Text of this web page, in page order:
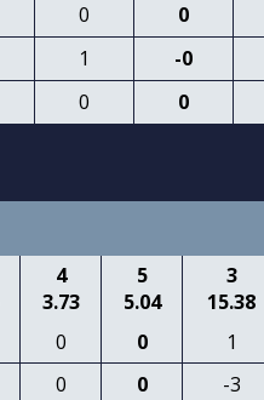
0
0
1
-0
0 0
4
3.73
5
5.04
3
15.38
0 0
1
0 0
-3